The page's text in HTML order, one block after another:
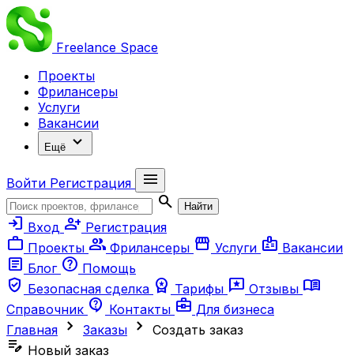
Freelance Space
Проекты
Фрилансеры
Услуги
Вакансии
Ещё expand_more
Войти Регистрация
menu
search
Найти
login Вход person_add Регистрация
work Проекты group Фрилансеры storefront Услуги badge Вакансии
article Блог help Помощь
verified_user Безопасная сделка workspace_premium Тарифы reviews Отзывы menu_book
Справочник contact_support Контакты business_center Для бизнеса
Главная chevron_right Заказы chevron_right Создать заказ
edit_note Новый заказ